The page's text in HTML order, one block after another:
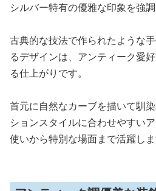
シルバー特有の優雅な印象を強調
古典的な技法で作られたような
るデザインは、アンティーク愛
る仕上がりです。
首元に自然なカーブを描いて馴
ションスタイルに合わせやすい
使いから特別な場面まで活躍しま